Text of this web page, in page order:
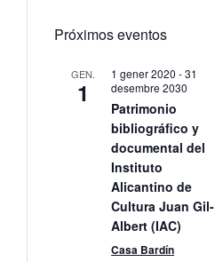
Próximos eventos
GEN.
1
1 gener 2020 -31
desembre 2030
Patrimonio
bibliográfico y
documental del
Instituto
Alicantino de
Cultura Juan Gil-
Albert (IAC)
Casa Bardín